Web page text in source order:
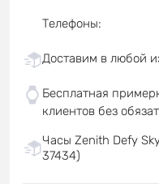
Телефоны:
Доставим в любой
Бесплатная
клиентов без
Часы Zenith Defy
37434)